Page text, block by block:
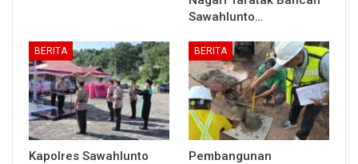
Sawahlunto…
BERITA
Kapolres Sawahlunto
BERITA
Pembangunan